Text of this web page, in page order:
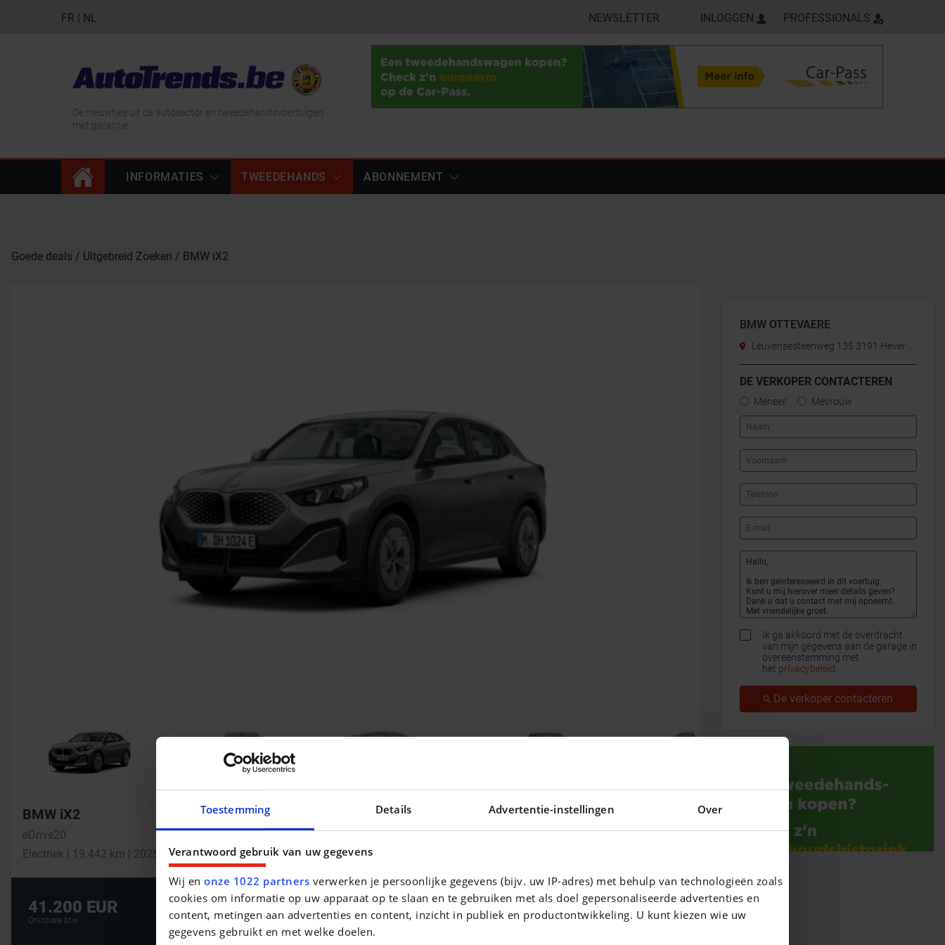
Toestemming Details Advertentie-instellingen Over
Verantwoord gebruik van uw gegevens
Wij enonze 1022 partners verwerken je persoonlijke gegevens (bijv. uw IP-adres) met behulp van technologieën zoals
cookies om informatie op uw apparaat op te slaan en te gebruiken met als doel gepersonaliseerde advertenties en
content, metingen aan advertenties en content, inzicht in publiek en productontwikkeling. U kunt kiezen wie uw
gegevens gebruikt en met welke doelen.
FR | NL NEWSLETTER INLOGGEN PROFESSIONALS
De nieuwtjes uit de autosector en tweedehandsvoertuigen
met garantie.
INFORMATIES TWEEDEHANDS ABONNEMENT
Goede deals Uitgebreid Zoeken BMW iX2
BMW iX2
eDrive20
Electriek | 19.442 km | 2025
41.200 EUR
Oninbare btw
De beste financiering voor uw auto !
AUTOLENING
BMW OTTEVAERE
Leuvensesteenweg 135 3191 Hever
DE VERKOPER CONTACTEREN
Meneer Mevrouw
Ik ga akkoord met de overdracht
van mijn gegevens aan de garage in
overeenstemming met
het privacybeleid
De verkoper contacteren